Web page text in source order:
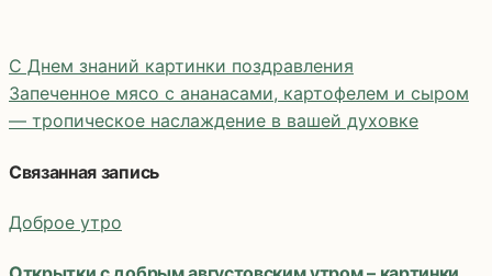
Навигация
по
записям
С Днем знаний картинки поздравления
Запеченное мясо с ананасами, картофелем и сыром
— тропическое наслаждение в вашей духовке
Связанная запись
Доброе утро